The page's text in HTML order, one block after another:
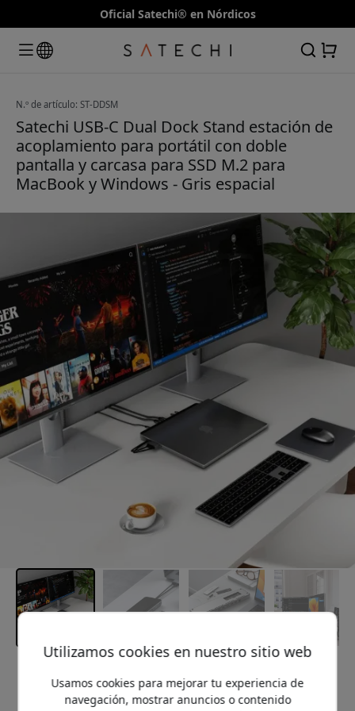
Oficial Satechi® en Nórdicos
N.º de artículo: ST-DDSM
Satechi USB-C Dual Dock Stand estación de
acoplamiento para portátil con doble
pantalla y carcasa para SSD M.2 para
MacBook y Windows - Gris espacial
Precio recomendado
199.99 EUR
Utilizamos cookies en nuestro sitio web
Usamos cookies para mejorar tu experiencia de
navegación, mostrar anuncios o contenido